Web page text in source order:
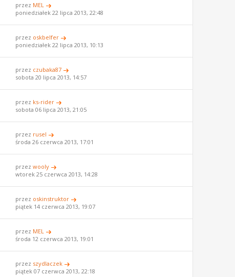
przez MEL
poniedziałek 22 lipca 2013, 22:48
przez oskbelfer
poniedziałek 22 lipca 2013, 10:13
przez czubaka87
sobota 20 lipca 2013, 14:57
przez ks-rider
sobota 06 lipca 2013, 21:05
przez rusel
środa 26 czerwca 2013, 17:01
przezwooly
wtorek 25 czerwca 2013, 14:28
przez oskinstruktor
piątek 14 czerwca 2013, 19:07
przez MEL
środa 12 czerwca 2013, 19:01
przez szydlaczek
piątek 07 czerwca 2013, 22:18